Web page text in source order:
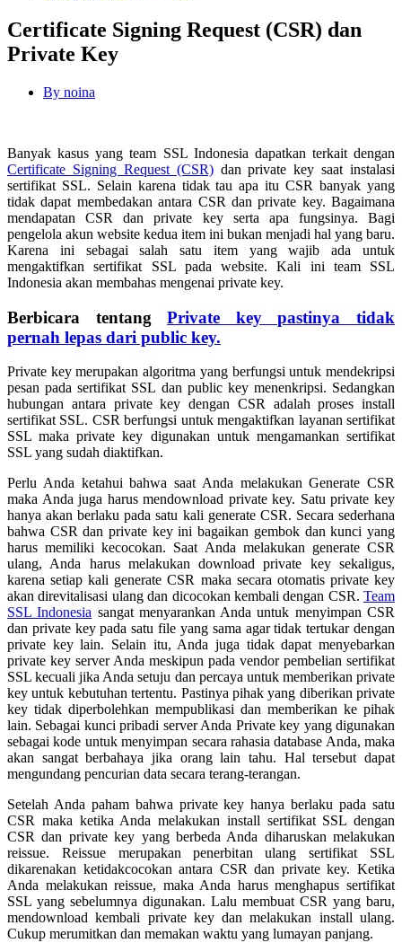
Certificate Signing Request (CSR) dan
Private Key
By noina
Banyak kasus yang team SSL Indonesia dapatkan terkait dengan
Certificate Signing Request (CSR)dan private key saat instalasi
sertifikat SSL. Selain karena tidak tau apa itu CSR banyak yang
tidak dapat membedakan antara CSR dan private key. Bagaimana
mendapatan CSR dan private key serta apa fungsinya. Bagi
pengelola akun website kedua item ini bukan menjadi hal yang baru.
Karena ini sebagai salah satu item yang wajib ada untuk
mengaktifkan sertifikat SSL pada website. Kali ini team SSL
Indonesia akan membahas mengenai private key.
Berbicara tentangPrivate key pastinya tidak
pernah lepas dari public key.
Private key merupakan algoritma yang berfungsi untuk mendekripsi
pesan pada sertifikat SSL dan public key menenkripsi. Sedangkan
hubungan antara private key dengan CSR adalah proses install
sertifikat SSL. CSR berfungsi untuk mengaktifkan layanan sertifikat
SSL maka private key digunakan untuk mengamankan sertifikat
SSL yang sudah diaktifkan.
Perlu Anda ketahui bahwa saat Anda melakukan Generate CSR
maka Anda juga harus mendownload private key. Satu private key
hanya akan berlaku pada satu kali generate CSR. Secara sederhana
bahwa CSR dan private key ini bagaikan gembok dan kunci yang
harus memiliki kecocokan. Saat Anda melakukan generate CSR
ulang, Anda harus melakukan download private key sekaligus,
karena setiap kali generate CSR maka secara otomatis private key
akan direvitalisasi ulang dan dicocokan kembali dengan CSR. Team
SSL Indonesia sangat menyarankan Anda untuk menyimpan CSR
dan private key pada satu file yang sama agar tidak tertukar dengan
private key lain. Selain itu, Anda juga tidak dapat menyebarkan
private key server Anda meskipun pada vendor pembelian sertifikat
SSL kecuali jika Anda setuju dan percaya untuk memberikan private
key untuk kebutuhan tertentu. Pastinya pihak yang diberikan private
key tidak diperbolehkan mempublikasi dan memberikan ke pihak
lain. Sebagai kunci pribadi server Anda Private key yang digunakan
sebagai kode untuk menyimpan secara rahasia database Anda, maka
akan sangat berbahaya jika orang lain tahu. Hal tersebut dapat
mengundang pencurian data secara terang-terangan.
Setelah Anda paham bahwa private key hanya berlaku pada satu
CSR maka ketika Anda melakukan install sertifikat SSL dengan
CSR dan private key yang berbeda Anda diharuskan melakukan
reissue. Reissue merupakan penerbitan ulang sertifikat SSL
dikarenakan ketidakcocokan antara CSR dan private key. Ketika
Anda melakukan reissue, maka Anda harus menghapus sertifikat
SSL yang sebelumnya digunakan. Lalu membuat CSR yang baru,
mendownload kembali private key dan melakukan install ulang.
Cukup merumitkan dan memakan waktu yang lumayan panjang.